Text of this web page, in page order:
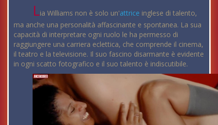
Lia Williams non è solo un'attrice inglese di talento,
ma anche una personalità affascinante e spontanea. La sua
capacità di interpretare ogni ruolo le ha permesso di
raggiungere una carriera eclettica, che comprende il cinema,
il teatro e la televisione. Il suo fascino disarmante è evidente
in ogni scatto fotografico e il suo talento è indiscutibile.